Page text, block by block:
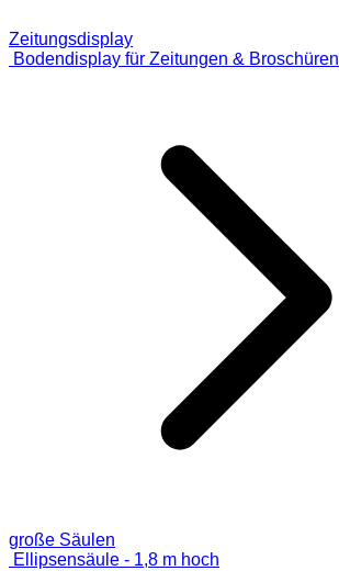
Zeitungsdisplay
Bodendisplay für Zeitungen & Broschüren
große Säulen
Ellipsensäule - 1,8 m hoch